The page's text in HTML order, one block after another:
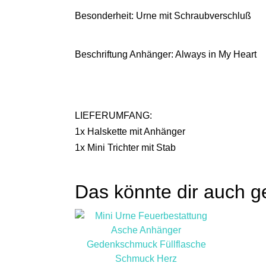
Besonderheit: Urne mit Schraubverschluß
Beschriftung Anhänger: Always in My Heart
LIEFERUMFANG:
1x Halskette mit Anhänger
1x Mini Trichter mit Stab
Das könnte dir auch